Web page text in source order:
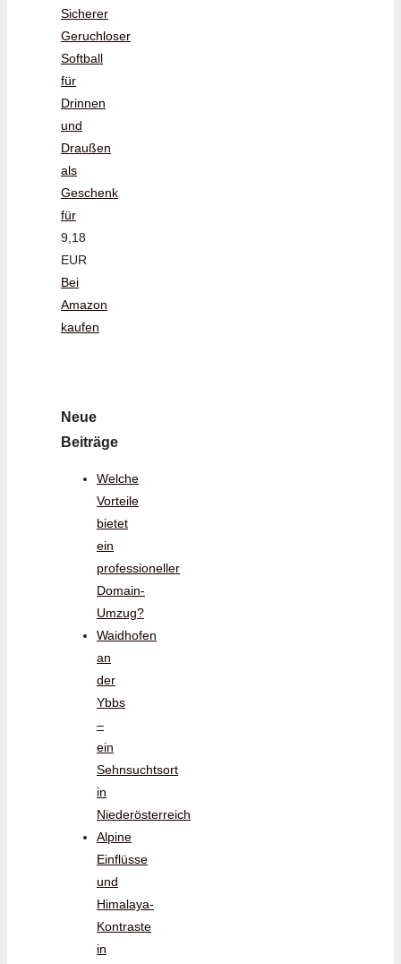
Sicherer
Geruchloser
Softball
für
Drinnen
und
Draußen
als
Geschenk
für
9,18
EUR
Bei
Amazon
kaufen
Neue
Beiträge
Welche
Vorteile
bietet
ein
professioneller
Domain-
Umzug?
Waidhofen
an
der
Ybbs
–
ein
Sehnsuchtsort
in
Niederösterreich
Alpine
Einflüsse
und
Himalaya-
Kontraste
in